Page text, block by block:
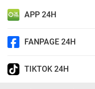
APP 24H
FANPAGE 24H
TIKTOK 24H